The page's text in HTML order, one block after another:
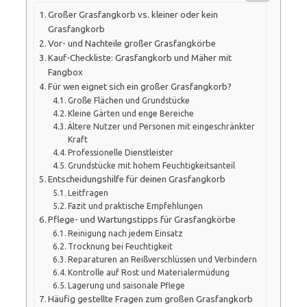
Großer Grasfangkorb vs. kleiner oder kein
Grasfangkorb
Vor- und Nachteile großer Grasfangkörbe
Kauf-Checkliste: Grasfangkorb und Mäher mit
Fangbox
Für wen eignet sich ein großer Grasfangkorb?
Große Flächen und Grundstücke
Kleine Gärten und enge Bereiche
Ältere Nutzer und Personen mit eingeschränkter
Kraft
Professionelle Dienstleister
Grundstücke mit hohem Feuchtigkeitsanteil
Entscheidungshilfe für deinen Grasfangkorb
Leitfragen
Fazit und praktische Empfehlungen
Pflege- und Wartungstipps für Grasfangkörbe
Reinigung nach jedem Einsatz
Trocknung bei Feuchtigkeit
Reparaturen an Reißverschlüssen und Verbindern
Kontrolle auf Rost und Materialermüdung
Lagerung und saisonale Pflege
Häufig gestellte Fragen zum großen Grasfangkorb